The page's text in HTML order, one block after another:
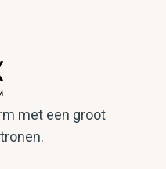
met een groot